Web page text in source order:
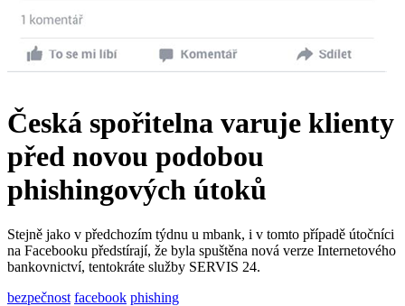
Česká spořitelna varuje klienty
před novou podobou
phishingových útoků
Stejně jako v předchozím týdnu u mbank, i v tomto případě útočníci
na Facebooku předstírají, že byla spuštěna nová verze Internetového
bankovnictví, tentokráte služby SERVIS 24.
bezpečnost facebook phishing